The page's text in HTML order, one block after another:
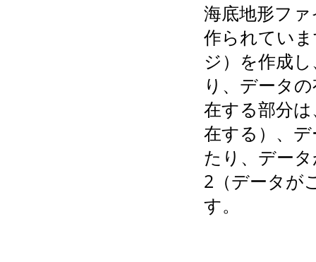
海底地形フ
作られてい
ジ）を作成
り、データ
在する部分
在する）、
たり、デー
2（データが
す。